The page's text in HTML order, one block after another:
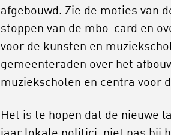
afgebouwd. Zie de moties van
stoppen van de mbo-card en
voor de kunsten en
gemeenteraden over het
muziekscholen en centra voor
Het is te hopen dat de nieuwe